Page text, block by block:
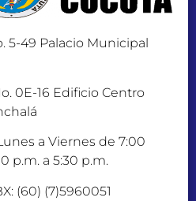
5-49 Palacio Municipal
0E-16 Edificio Centro
a Viernes de 7:00
p.m. a 5:30 p.m.
(60) (7)5960051